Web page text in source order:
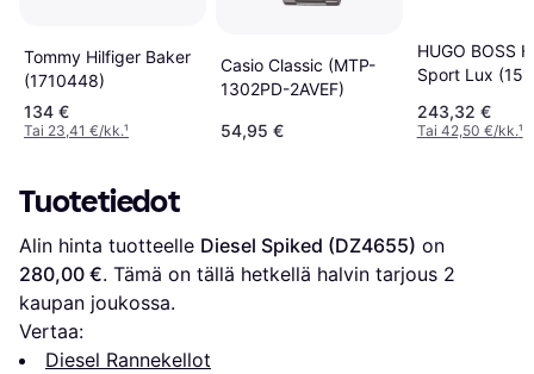
Tommy Hilfiger Baker
(1710448)
134 €
Tai 23,41 €/kk.¹
Casio Classic (MTP-
1302PD-2AVEF)
54,95 €
HUGO BOSS
Sport Lux
243,32 €
Tai 42,50 €/kk.¹
Tuotetiedot
Alin hinta tuotteelle Diesel Spiked (DZ4655)
280,00 €. Tämä on tällä hetkellä halvin tarjous 2
kaupan joukossa.
Vertaa:
Diesel Rannekellot